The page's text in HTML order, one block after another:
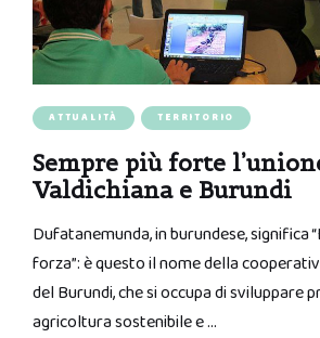
ATTUALITÀ TERRITORIO
Sempre più forte
Valdichiana e Burundi
Dufatanemunda, in burundese, significa
forza”: è questo il nome della
del Burundi, che si occupa di sviluppare
agricoltura sostenibile e …